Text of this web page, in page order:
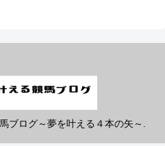
ブログ～夢を叶える４本の矢～.